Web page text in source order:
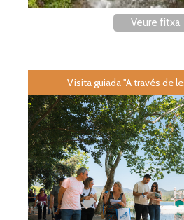
Veure fitxa
Visita guiada "A través de